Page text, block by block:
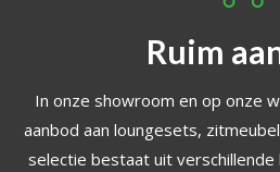
Ruim
In onze showroom en op onze
aanbod aan loungesets,
selectie bestaat uit verschillende